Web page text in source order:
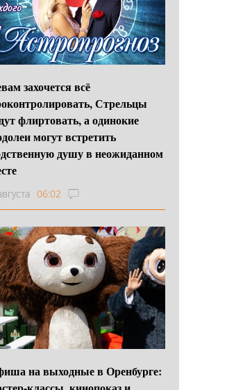
захочется всё
Стрельцы
флиртовать, а одинокие
могут встретить
душу в неожиданном
06:02
на выходные в Оренбурге: